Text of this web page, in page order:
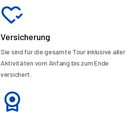
Versicherung
Sie sind für die gesamte Tour inklusive aller
Aktivitäten vom Anfang bis zum Ende
versichert.